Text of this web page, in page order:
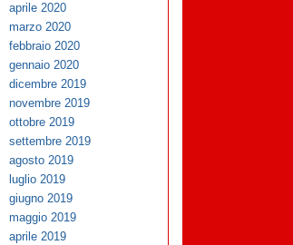
aprile 2020
marzo 2020
febbraio 2020
gennaio 2020
dicembre 2019
novembre 2019
ottobre 2019
settembre 2019
agosto 2019
luglio 2019
giugno 2019
maggio 2019
aprile 2019